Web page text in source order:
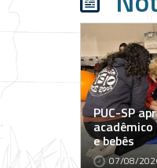
PUC-SP
e bebês
07/08/